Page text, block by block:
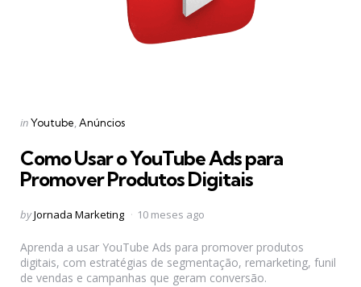
Categories
Posted
inYoutube Anúncios
Como Usar o YouTube Ads para
Promover Produtos Digitais
Posted
byJornada Marketing 10 meses ago
Aprenda a usar YouTube Ads para promover produtos
digitais, com estratégias de segmentação, remarketing, funil
de vendas e campanhas que geram conversão.